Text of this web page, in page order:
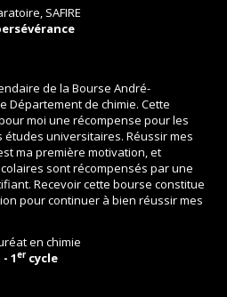
SAFIRE
de la Bourse André-
Département de chimie. Cette
moi une récompense pour les
universitaires. Réussir mes
ma première motivation, et
sont récompensés par une
Recevoir cette bourse constitue
pour continuer à bien réussir mes
en chimie
1ercycle